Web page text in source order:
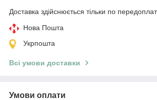
Доставка здійснюється тільки по
Нова Пошта
Укрпошта
Всі умови доставки
Умови оплати